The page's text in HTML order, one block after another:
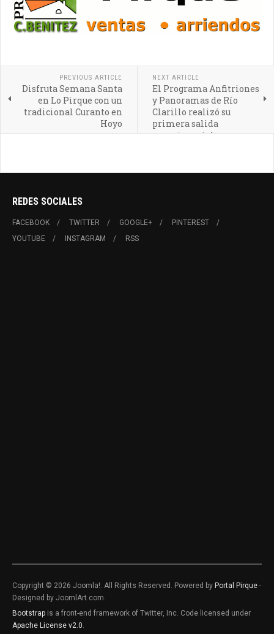
PREVIOUS ARTICLE
Disfruta Semana Santa
en Lo Pirque con un
tradicional Curanto en
Hoyo
NEXT ARTICLE
El Programa Anfitriones
y Panoramas de Río
Clarillo realizó su
primera salida
experimental
REDES SOCIALES
FACEBOOK TWITTER GOOGLE+
PINTEREST
YOUTUBE
INSTAGRAM RSS
Copyright © 2026 Joomla!. All Rights Reserved. Powered by Portal Pirque -
Designed by JoomlArt.com.
Bootstrap is a front-end framework of Twitter, Inc. Code licensed under
Apache License v2.0.